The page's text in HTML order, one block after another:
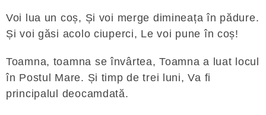
Voi lua un coș, Și voi merge dimineața în pădure.
Și voi găsi acolo ciuperci, Le voi pune în coș!
Toamna, toamna se învârtea, Toamna a luat locul
în Postul Mare. Și timp de trei luni, Va fi
principalul deocamdată.